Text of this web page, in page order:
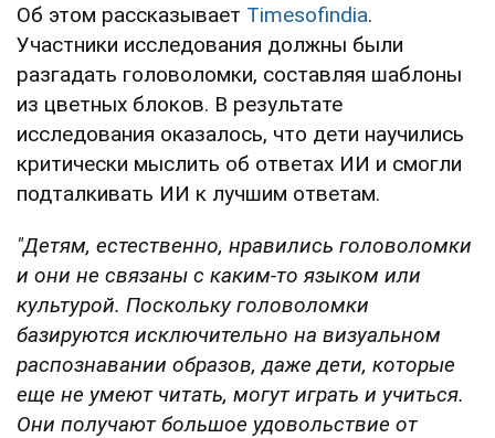
Об этом рассказывает Timesofindia.
Участники исследования должны были
разгадать головоломки, составляя шаблоны
из цветных блоков. В результате
исследования оказалось, что дети научились
критически мыслить об ответах ИИ и смогли
подталкивать ИИ к лучшим ответам.
"Детям, естественно, нравились головоломки
и они не связаны с каким-то языком или
культурой. Поскольку головоломки
базируются исключительно на визуальном
распознавании образов, даже дети, которые
еще не умеют читать, могут играть и учиться.
Они получают большое удовольствие от